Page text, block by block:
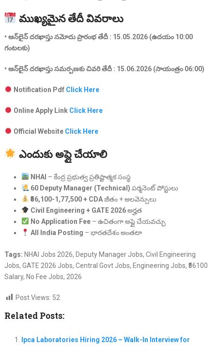
ముఖ్యమైన తేదీ వివరాలు
• ఆన్‌లైన్ దరఖాస్తు నమోదు ప్రారంభ తేదీ : 15.05.2026 (ఉదయం 10:00
గంటలకు)
• ఆన్‌లైన్ దరఖాస్తు సమర్పణకు చివరి తేదీ : 15.06.2026 (సాయంత్రం 06:00)
Notification Pdf Click Here
Online Apply Link Click Here
Official Website Click Here
ఎందుకు అప్లై చేయాలి
NHAI – కేంద్ర ప్రభుత్వ ప్రతిష్టాత్మక సంస్థ
60 Deputy Manager (Technical) పర్మనెంట్ పోస్టులు
₹56,100-1,77,500 + CDAజీతం + అలవెన్సులు
Civil Engineering + GATE 2026అర్హత
No Application Fee– ఉచితంగా అప్లై చేయవచ్చు
All India Posting – భారతదేశం అంతటా
Tags: NHAI Jobs 2026, Deputy Manager Jobs, Civil Engineering
Jobs, GATE 2026 Jobs, Central Govt Jobs, Engineering Jobs, ₹56100
Salary, No Fee Jobs, 2026
Post Views: 52
Related Posts:
Ipca Laboratories Hiring 2026 – Walk-In Interview for